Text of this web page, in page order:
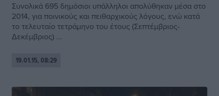
Συνολικά 695 δημόσιοι υπάλληλοι απολύθηκαν μέσα στο
2014, για ποινικούς και πειθαρχικούς λόγους, ενώ κατά
το τελευταίο τετράμηνο του έτους (Σεπτέμβριος-
Δεκέμβριος) ...
19.01.15, 08:29